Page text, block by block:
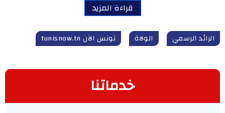
قراءة المزيد
الرائد الرسمي الولاة تونس الآن tunisnow.tn
خدماتنا